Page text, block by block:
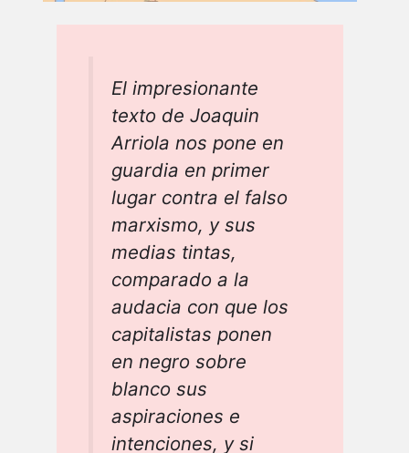
El impresionante
texto de Joaquin
Arriola nos pone en
guardia en primer
lugar contra el falso
marxismo, y sus
medias tintas,
comparado a la
audacia con que los
capitalistas ponen
en negro sobre
blanco sus
aspiraciones e
intenciones, y si